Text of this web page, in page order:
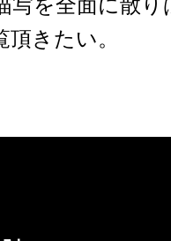
写を全面に散
きたい。